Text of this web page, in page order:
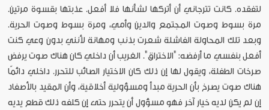
لتفقده. كانت تترجاني أن أتركها لشأنها فلا أفعل. عذبتها بقسوة مرتين.
مرة بسوط وصوت المجتمع والدين وأمي، ومرة بسوط وصوت الحرية.
وبعد تلك المحاولة الفاشلة شعرت بذنب ومهانة لأنني بدون وعي كنت
أفعل بنفسي ما أرفضه: "الاختراق". الغريب أن داخلي كان هناك صوت يرفض
صرخات الطفلة، ويقول لها إن ذلك كان الاختيار الصائب للتحرر. داخلي دائمًا
هناك صوت يصرخ بأن الحرية مبدأ ومسؤولية أخلاقية، وأن المقيد بالأصفاد
إن لم يكن لديه خيار آخر فهو مسؤول أن يتحرر حتى إن كلفه ذلك قطع يديه